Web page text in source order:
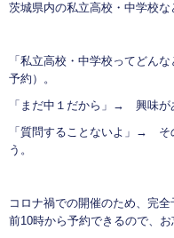
茨城県内の私立高校・中学校な
「私立高校・中学校ってどん
予約）。
「まだ中１だから」→ 興味が
「質問することないよ」→ そ
う。
コロナ禍での開催のため、完
前10時から予約できるので、お